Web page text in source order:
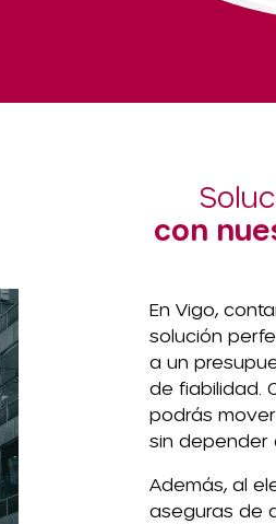
con
En Vigo,
solución
a un
de fiabilidad.
podrás
sin depender
Además, al
aseguras de